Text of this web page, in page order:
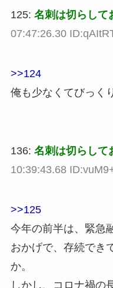
125: 名刺は切らして
07:47:26.30
>>124
俺も少なくてびっく
136: 名刺は切らして
10:39:43.68
>>125
今年の前半は、緊急
おかげで、存続でき
か。
しかし、コロナ禍の